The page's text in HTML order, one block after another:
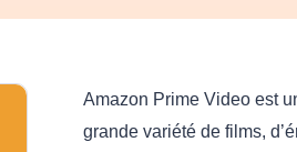
Amazon Prime Video est
grande variété de films,